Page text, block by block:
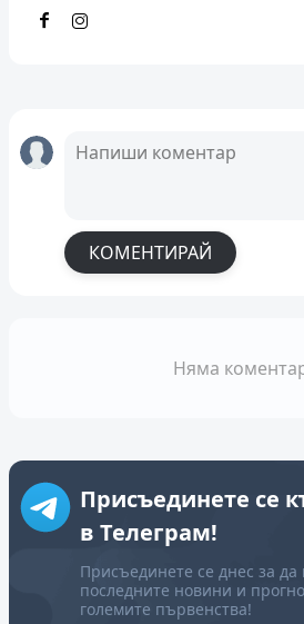
КОМЕНТИРАЙ
Няма
Присъединете се
в Телеграм!
Присъединете се днес за да
последните новини и
големите първенства!